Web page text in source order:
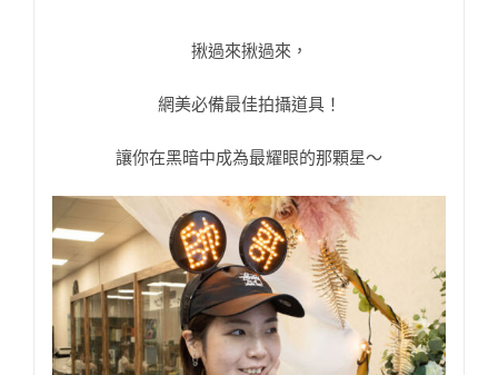
揪過來揪過來，
網美必備最佳拍攝道具！
讓你在黑暗中成為最耀眼的那顆星～